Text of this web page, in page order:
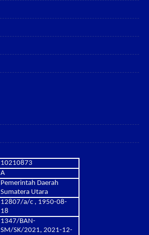
10210873
A
Pemerintah Daerah
Sumatera Utara
12807/a/c , 1950-08-
18
1347/BAN-
SM/SK/2021, 2021-12-